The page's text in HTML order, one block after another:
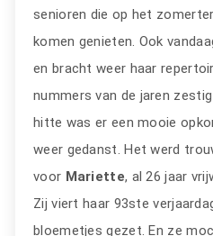
senioren die op het
komen genieten. Ook
en bracht weer haar
nummers van de jaren
hitte was er een mooie
weer gedanst. Het werd
voor Mariette, al 26 jaar
Zij viert haar 93ste
bloemetjes gezet. En ze